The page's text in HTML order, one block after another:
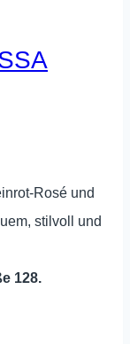
Rosé und
stilvoll und
128.